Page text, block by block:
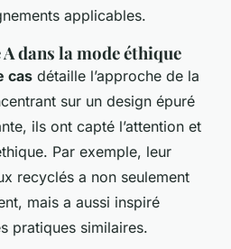
applicables.
dans la mode éthique
cas détaille l’approche de la
sur un design épuré
ils ont capté l’attention et
Par exemple, leur
recyclés a non seulement
mais a aussi inspiré
pratiques similaires.